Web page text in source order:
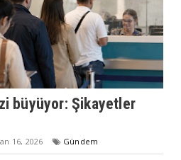
büyüyor: Şikayetler
16, 2026 Gündem